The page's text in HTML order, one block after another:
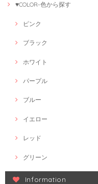
♥COLOR-色から探す
ピンク
ブラック
ホワイト
パープル
ブルー
イエロー
レッド
グリーン
Information